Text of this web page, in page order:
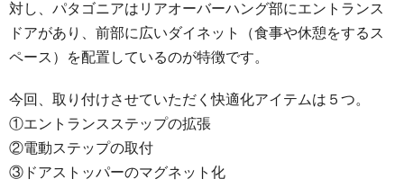
対し、パタゴニアはリアオーバーハング部にエントランス
ドアがあり、前部に広いダイネット（食事や休憩をするス
ペース）を配置しているのが特徴です。
今回、取り付けさせていただく快適化アイテムは５つ。
①エントランスステップの拡張
②電動ステップの取付
③ドアストッパーのマグネット化